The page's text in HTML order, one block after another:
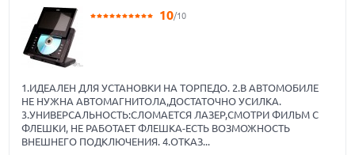
10/10
1.ИДЕАЛЕН ДЛЯ УСТАНОВКИ НА ТОРПЕДО. 2.В АВТОМОБИЛЕ
НЕ НУЖНА АВТОМАГНИТОЛА,ДОСТАТОЧНО УСИЛКА.
3.УНИВЕРСАЛЬНОСТЬ:СЛОМАЕТСЯ ЛАЗЕР,СМОТРИ ФИЛЬМ С
ФЛЕШКИ, НЕ РАБОТАЕТ ФЛЕШКА-ЕСТЬ ВОЗМОЖНОСТЬ
ВНЕШНЕГО ПОДКЛЮЧЕНИЯ. 4.ОТКАЗ...